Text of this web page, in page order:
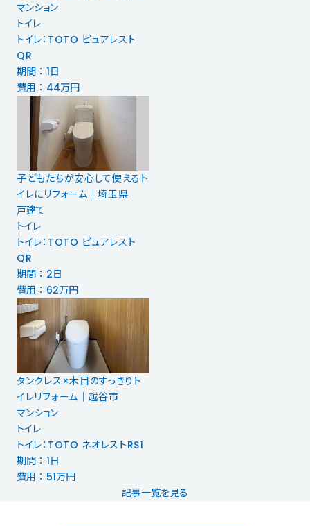
マンション
トイレ
トイレ：TOTO ピュアレスト
QR
期間 ： 1日
費用 ： 44万円
子どもたちが安心して使えるト
イレにリフォーム｜埼玉県
戸建て
トイレ
トイレ：TOTO ピュアレスト
QR
期間 ： 2日
費用 ： 62万円
タンクレス×木目のすっきりト
イレリフォーム｜越谷市
マンション
トイレ
トイレ：TOTO ネオレストRS1
期間 ： 1日
費用 ： 51万円
記事一覧を見る